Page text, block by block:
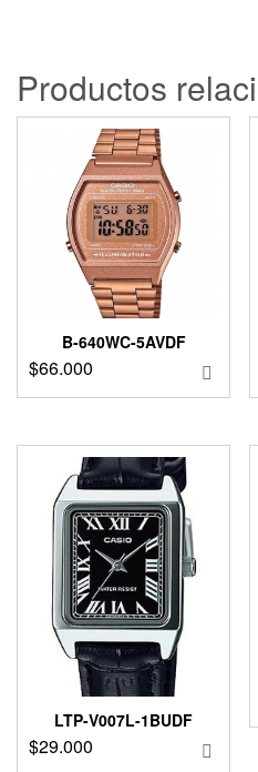
Productos
B-640WC-5AVDF
$66.000
LTP-V007L-1BUDF
$29.000